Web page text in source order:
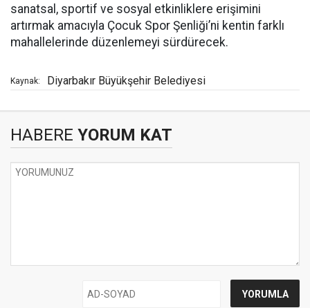
sanatsal, sportif ve sosyal etkinliklere erişimini
artırmak amacıyla Çocuk Spor Şenliği’ni kentin farklı
mahallelerinde düzenlemeyi sürdürecek.
Kaynak: Diyarbakır Büyükşehir Belediyesi
HABERE YORUM KAT